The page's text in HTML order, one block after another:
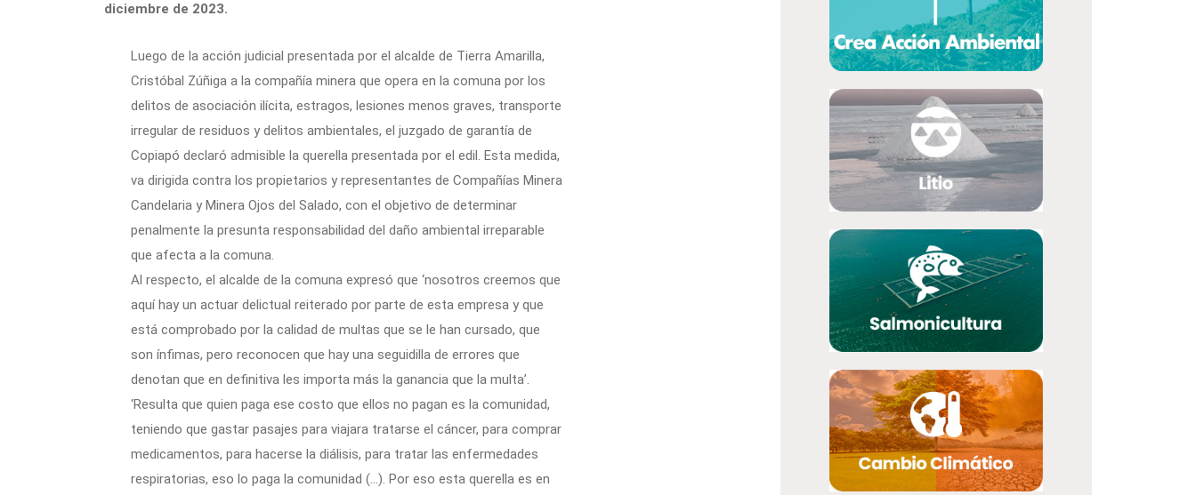
diciembre de 2023.
Luego de la acción judicial presentada por el alcalde de Tierra Amarilla,
Cristóbal Zúñiga a la compañía minera que opera en la comuna por los
delitos de asociación ilícita, estragos, lesiones menos graves, transporte
irregular de residuos y delitos ambientales, el juzgado de garantía de
Copiapó declaró admisible la querella presentada por el edil. Esta medida,
va dirigida contra los propietarios y representantes de Compañías Minera
Candelaria y Minera Ojos del Salado, con el objetivo de determinar
penalmente la presunta responsabilidad del daño ambiental irreparable
que afecta a la comuna.
Al respecto, el alcalde de la comuna expresó que ‘nosotros creemos que
aquí hay un actuar delictual reiterado por parte de esta empresa y que
está comprobado por la calidad de multas que se le han cursado, que
son ínfimas, pero reconocen que hay una seguidilla de errores que
denotan que en definitiva les importa más la ganancia que la multa’.
‘Resulta que quien paga ese costo que ellos no pagan es la comunidad,
teniendo que gastar pasajes para viajara tratarse el cáncer, para comprar
medicamentos, para hacerse la diálisis, para tratar las enfermedades
respiratorias, eso lo paga la comunidad (…). Por eso esta querella es en